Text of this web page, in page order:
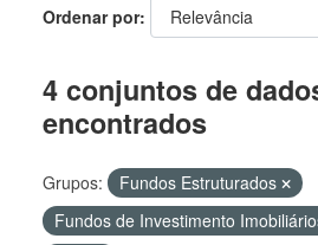
Ordenar por
4 conjuntos de
encontrados
Grupos:
Fundos Estruturados
Fundos de Investimento